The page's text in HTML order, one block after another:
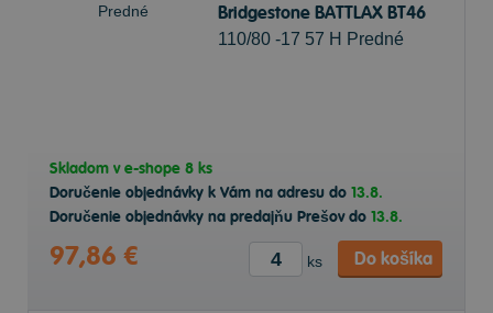
Bridgestone BATTLAX BT46
110/80 -17 57 H Predné
Skladom ve-shope 8 ks
Doručenie objednávky k Vám na adresu do 13.8.
Doručenie objednávky na predajňu Prešov do 13.8.
97,86 € ks Do košíka